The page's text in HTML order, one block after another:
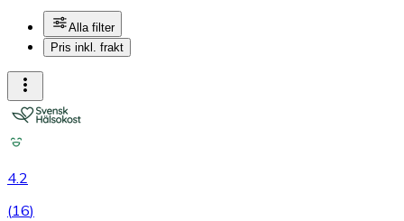
Alla filter
Pris inkl. frakt
4.2
(16)